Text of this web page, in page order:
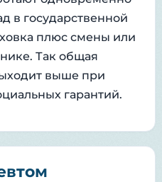
в государственной
плюс смены или
Так общая
выше при
гарантий.